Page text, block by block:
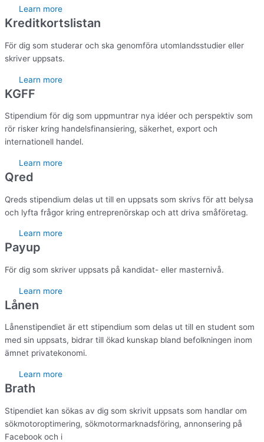
Learn more
Kreditkortslistan
För dig som studerar och ska genomföra utomlandsstudier eller
skriver uppsats.
Learn more
KGFF
Stipendium för dig som uppmuntrar nya idéer och perspektiv som
rör risker kring handelsfinansiering, säkerhet, export och
internationell handel.
Learn more
Qred
Qreds stipendium delas ut till en uppsats som skrivs för att belysa
och lyfta frågor kring entreprenörskap och att driva småföretag.
Learn more
Payup
För dig som skriver uppsats på kandidat- eller masternivå.
Learn more
Lånen
Lånenstipendiet är ett stipendium som delas ut till en student som
med sin uppsats, bidrar till ökad kunskap bland befolkningen inom
ämnet privatekonomi.
Learn more
Brath
Stipendiet kan sökas av dig som skrivit uppsats som handlar om
sökmotoroptimering, sökmotormarknadsföring, annonsering på
Facebook och i